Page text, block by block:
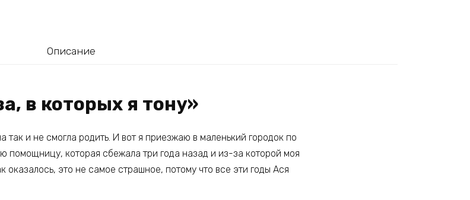
Описание
в которых я тону»
так и не смогла родить. И вот я приезжаю в маленький городок по
помощницу, которая сбежала три года назад и из-за которой моя
оказалось, это не самое страшное, потому что все эти годы Ася